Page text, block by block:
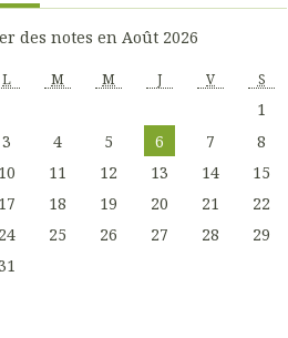
des notes en Août 2026
L M M J V S
1
3 4 5 6 7
8
10 11 12 13 14
15
17 18 19 20 21
22
24 25 26 27 28
29